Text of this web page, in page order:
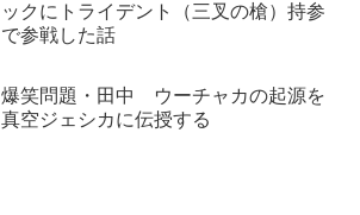
ックにトライデント（三叉の槍）持参
で参戦した話
爆笑問題・田中 ウーチャカの起源を
真空ジェシカに伝授する